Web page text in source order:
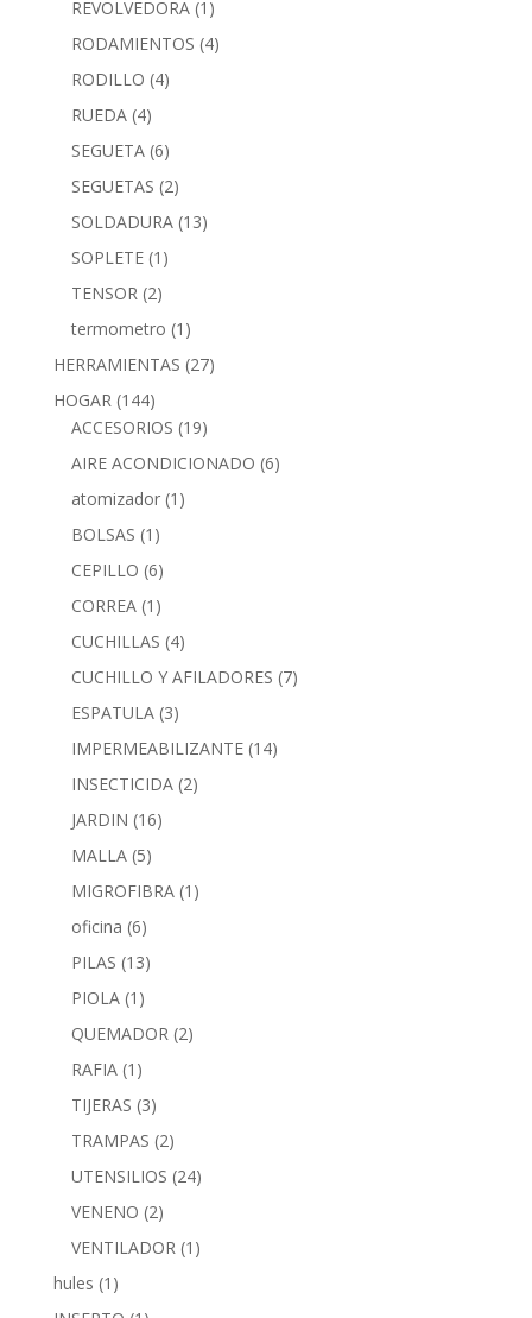
REVOLVEDORA (1)
RODAMIENTOS (4)
RODILLO (4)
RUEDA (4)
SEGUETA (6)
SEGUETAS (2)
SOLDADURA (13)
SOPLETE (1)
TENSOR (2)
termometro (1)
HERRAMIENTAS (27)
HOGAR (144)
ACCESORIOS (19)
AIRE ACONDICIONADO (6)
atomizador (1)
BOLSAS (1)
CEPILLO (6)
CORREA (1)
CUCHILLAS (4)
CUCHILLO Y AFILADORES (7)
ESPATULA (3)
IMPERMEABILIZANTE (14)
INSECTICIDA (2)
JARDIN (16)
MALLA (5)
MIGROFIBRA (1)
oficina (6)
PILAS (13)
PIOLA (1)
QUEMADOR (2)
RAFIA (1)
TIJERAS (3)
TRAMPAS (2)
UTENSILIOS (24)
VENENO (2)
VENTILADOR (1)
hules (1)